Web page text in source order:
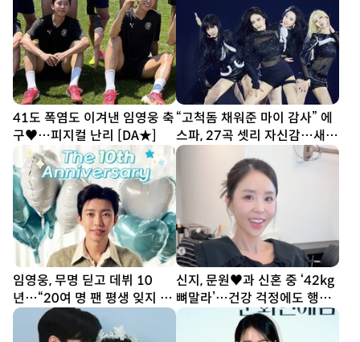
41도 폭염도 이겨낸 임영웅 축
구♥…피지컬 난리 [DA★]
“고척돔 채워준 마이 감사” 에
스파, 27곡 셋리 자신감…새
투어 시작 (종합)[DA현장]
임영웅, 무명 딛고 데뷔 10
년…“20여 명 팬 평생 잊지 못
해”
신지, 문원♥과 신혼 중 ‘42kg
뼈말라’…건강 걱정에도 행사
열일